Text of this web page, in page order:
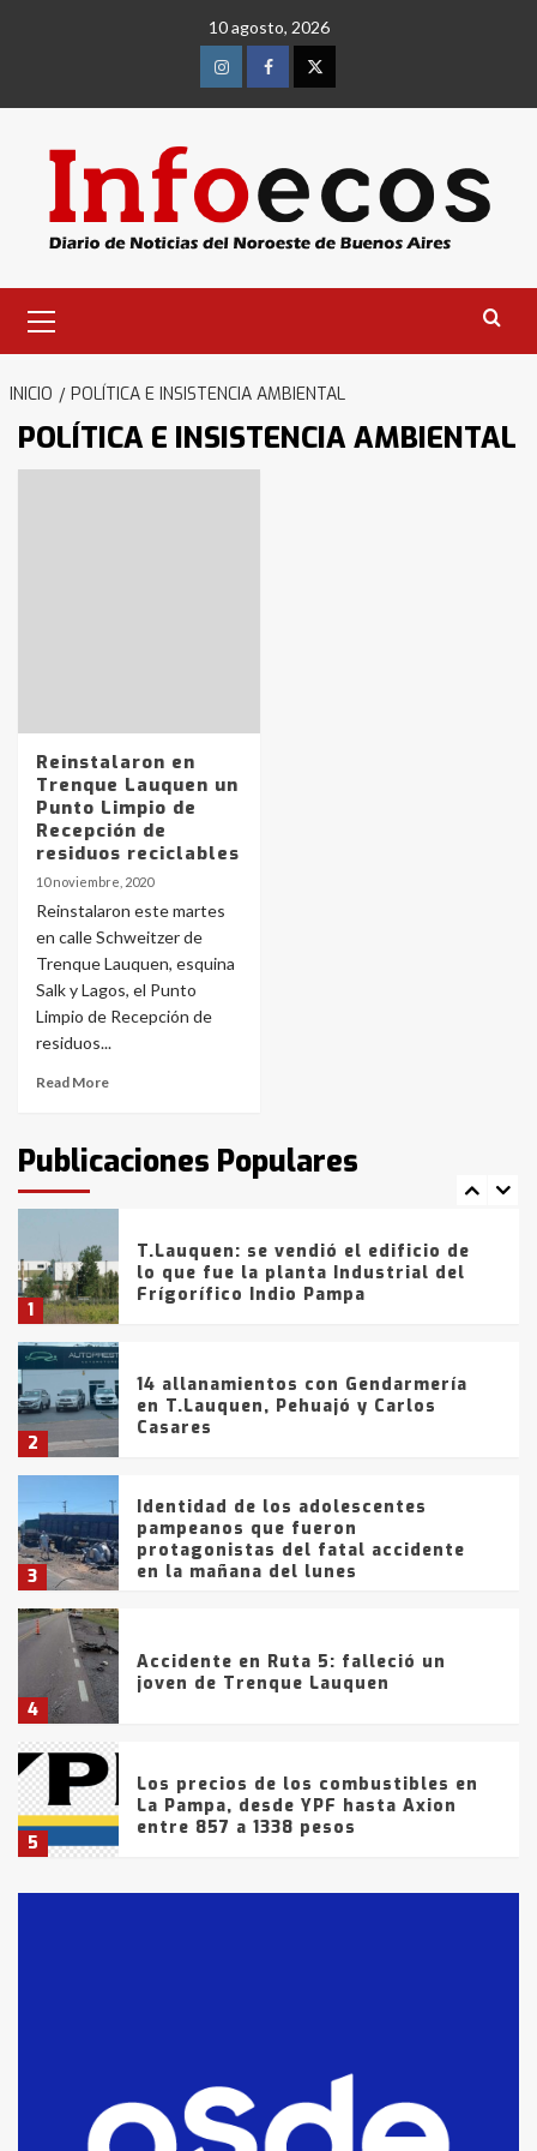
10 agosto, 2026
InstagramFacebookTwitter
primario
INICIO POLÍTICA E INSISTENCIA AMBIENTAL
POLÍTICA E INSISTENCIA AMBIENTAL
Reinstalaron en
Trenque Lauquen un
Punto Limpio de
Recepción de
residuos reciclables
10 noviembre, 2020
Reinstalaron este martes
en calle Schweitzer de
Trenque Lauquen, esquina
Salk y Lagos, el Punto
Limpio de Recepción de
residuos...
Read More
Publicaciones Populares
4
Accidente en Ruta 5: falleció un
5
Los precios de los combustibles en
La Pampa, desde YPF hasta Axion
entre 857 a 1338 pesos
6
La Bolsa de Cereales de Bahía
Blanca anticipa que Agosto vendrá
con lluvias y heladas, en gran parte
fueron detenidos por
comercialización de drogas en la
tarde del sábado
1
T.Lauquen: se vendió el edificio de
lo que fue la planta Industrial del
Frígorífico Indio Pampa
2
14 allanamientos con Gendarmería
en T.Lauquen, Pehuajó y Carlos
Casares
3
Identidad de los adolescentes
pampeanos que fueron
protagonistas del fatal accidente
en la mañana del lunes
4
Accidente en Ruta 5: falleció un
joven de Trenque Lauquen
5
Los precios de los combustibles en
La Pampa, desde YPF hasta Axion
entre 857 a 1338 pesos
fueron detenidos por
comercialización de drogas en la
tarde del sábado